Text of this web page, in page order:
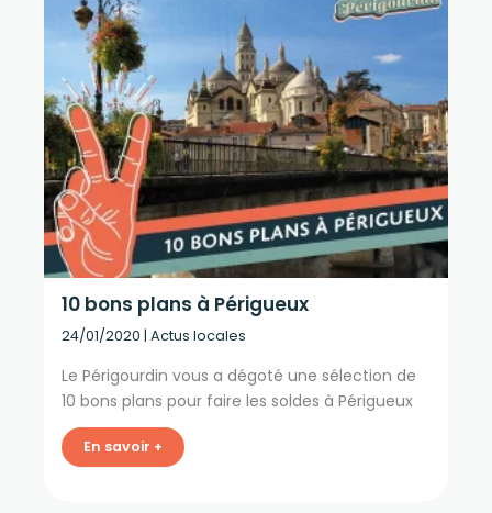
10 bons plans à Périgueux
24/01/2020 | Actus locales
Le Périgourdin vous a dégoté une sélection de
10 bons plans pour faire les soldes à Périgueux
En savoir +